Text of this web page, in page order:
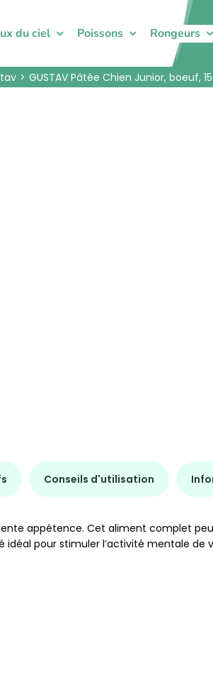
du ciel Poissons Rongeurs
GUSTAV Pâtée Chien Junior, boeuf,
Conseils d'utilisation
appétence. Cet aliment complet
idéal pour stimuler l’activité mentale de